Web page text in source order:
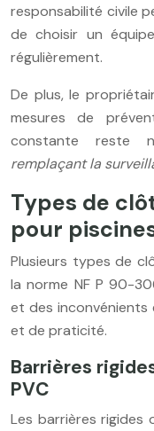
responsabilité civile
de choisir un
régulièrement.
De plus, le
mesures de
constante reste
remplaçant la
Types de
pour
Plusieurs types de
la norme NF P 90-
et des inconvénients
et de praticité.
Barrières
PVC
Les barrières rigides